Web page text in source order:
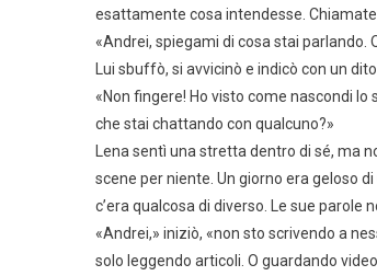
esattamente cosa intendesse.
«Andrei, spiegami di cosa stai parlando.
Lui sbuffò, si avvicinò e indicò con un
«Non fingere! Ho visto come nascondi
che stai chattando con qualcuno?»
Lena sentì una stretta dentro di sé, ma
scene per niente. Un giorno era geloso
c’era qualcosa di diverso. Le sue
«Andrei,» iniziò, «non sto scrivendo a
solo leggendo articoli. O guardando